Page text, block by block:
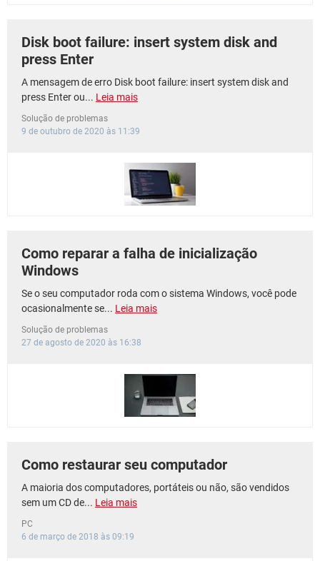
Disk boot failure: insert system disk and
press Enter
A mensagem de erro Disk boot failure: insert system disk and
press Enter ou... Leia mais
Solução de problemas
9 de outubro de 2020 às 11:39
Como reparar a falha de inicialização
Windows
Se o seu computador roda com o sistema Windows, você pode
ocasionalmente se... Leia mais
Solução de problemas
27 de agosto de 2020 às 16:38
Como restaurar seu computador
A maioria dos computadores, portáteis ou não, são vendidos
sem um CD de... Leia mais
PC
6 de março de 2018 às 09:19